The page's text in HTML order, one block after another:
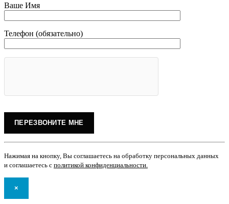
Ваше Имя
Телефон (обязательно)
Нажимая на кнопку, Вы соглашаетесь на обработку персональных данных
и соглашаетесь с политикой конфиденциальности
×